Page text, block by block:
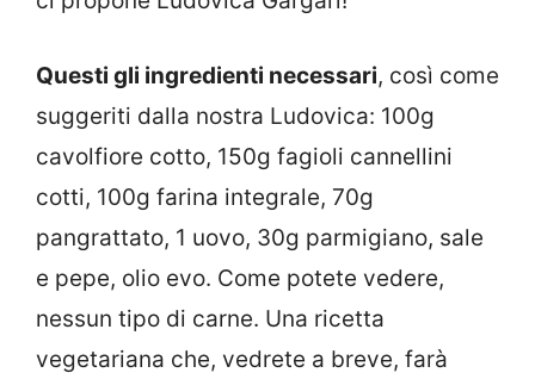
Questi gli ingredienti necessari, così come
suggeriti dalla nostra Ludovica: 100g
cavolfiore cotto, 150g fagioli cannellini
cotti, 100g farina integrale, 70g
pangrattato, 1 uovo, 30g parmigiano, sale
e pepe, olio evo. Come potete vedere,
nessun tipo di carne. Una ricetta
vegetariana che, vedrete a breve, farà